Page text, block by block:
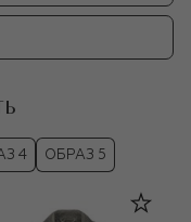
4 ОБРАЗ 5